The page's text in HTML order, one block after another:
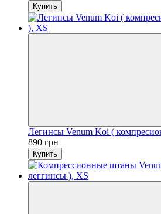
Купить
Легинсы Venum Koi (
890 грн
Купить